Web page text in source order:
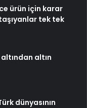
ürün için karar
tek tek
altından altın
dünyasının